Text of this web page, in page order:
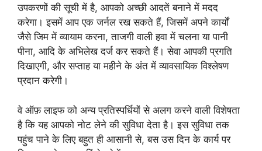
उपकरणों की सूची में है, आपको अच्छी आदतें बनाने में मदद
करेगा। इसमें आप एक जर्नल रख सकते हैं, जिसमें अपने कार्यों
जैसे जिम में व्यायाम करना, ताजगी वाली हवा में चलना या पानी
पीना, आदि के अभिलेख दर्ज कर सकते हैं। सेवा आपकी प्रगति
दिखाएगी, और सप्ताह या महीने के अंत में व्यावसायिक विश्लेषण
प्रदान करेगी।
वे ऑफ़ लाइफ को अन्य प्रतिस्पर्धियों से अलग करने वाली विशेषता
है कि यह आपको नोट लेने की सुविधा देता है। इस सुविधा तक
पहुंच पाने के लिए बहुत ही आसानी से, बस उस दिन के कार्य पर